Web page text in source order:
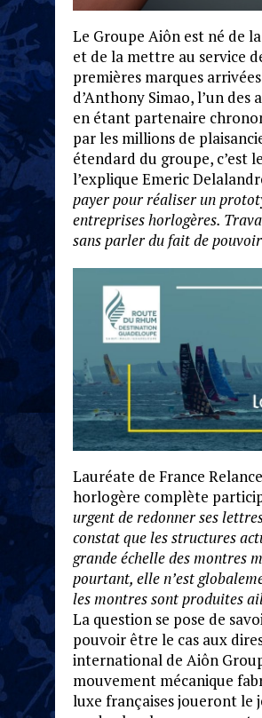
Le Groupe Aiôn est né de
et de la mettre au service
premières marques
d’Anthony Simao, l’un
en étant partenaire
par les millions de
étendard du groupe, c’est
l’explique Emeric
payer pour réaliser un
entreprises horlogères.
sans parler du fait de
Lauréate de France
horlogère complète
urgent de redonner ses
constat que les structures
grande échelle des montres
pourtant, elle n’est
les montres sont produites
La question se pose de
pouvoir être le cas aux
international de Aiôn
mouvement mécanique
luxe françaises joueront le